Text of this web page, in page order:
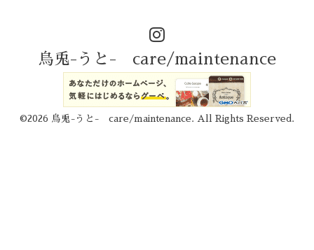
烏兎-うと- care/maintenance
©2026 烏兎-うと- care/maintenance . All Rights Reserved.